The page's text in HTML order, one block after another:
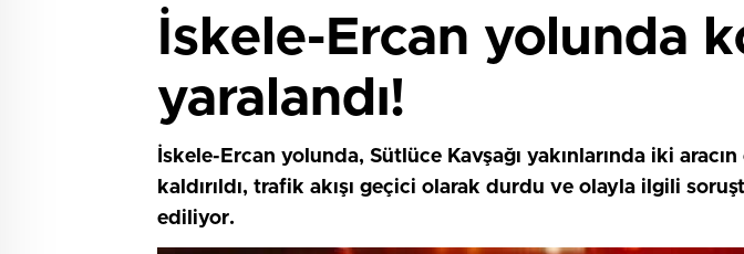
İskele-Ercan yolunda
yaralandı!
İskele-Ercan yolunda, Sütlüce Kavşağı yakınlarında iki
kaldırıldı, trafik akışı geçici olarak durdu ve olayla ilgili
ediliyor.